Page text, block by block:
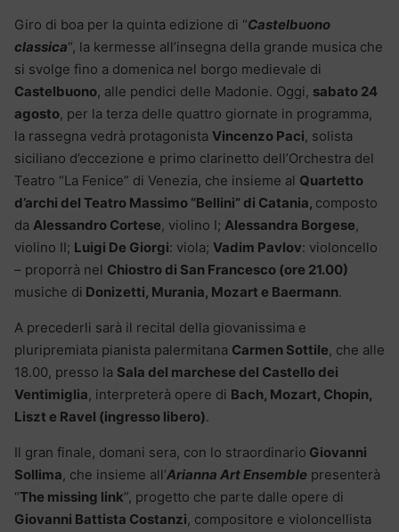
Giro di boa per la quinta edizione di “Castelbuono
classica“, la kermesse all’insegna della grande musica che
si svolge fino a domenica nel borgo medievale di
Castelbuono, alle pendici delle Madonie. Oggi, sabato 24
agosto, per la terza delle quattro giornate in programma,
la rassegna vedrà protagonista Vincenzo Paci, solista
siciliano d’eccezione e primo clarinetto dell’Orchestra del
Teatro “La Fenice” di Venezia, che insieme al Quartetto
d’archi del Teatro Massimo “Bellini” di Catania, composto
da Alessandro Cortese, violino I; Alessandra Borgese,
violino II; Luigi De Giorgi: viola; Vadim Pavlov: violoncello
– proporrà nel Chiostro di San Francesco (ore 21.00)
musiche di Donizetti, Murania, Mozart e Baermann.
A precederli sarà il recital della giovanissima e
pluripremiata pianista palermitana Carmen Sottile, che alle
18.00, presso la Sala del marchese del Castello dei
Ventimiglia, interpreterà opere di Bach, Mozart, Chopin,
Liszt e Ravel (ingresso libero).
Il gran finale, domani sera, con lo straordinario Giovanni
Sollima, che insieme all’Arianna Art Ensemble presenterà
“The missing link”, progetto che parte dalle opere di
Giovanni Battista Costanzi, compositore e violoncellista